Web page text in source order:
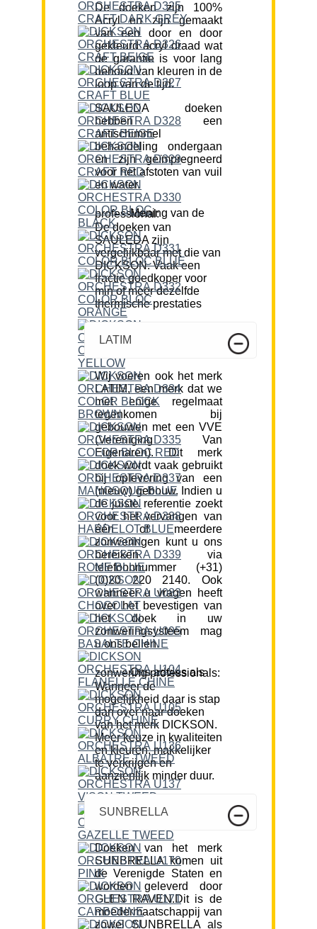
De doeken zijn 100%
Acryl en zijn gemaakt
van een door en door
gekleurd acryl draad wat
de garantie is voor lang
behoud van kleuren in de
loop van de tijd.
SAULEDA doeken
hebben een
antischimmel
behandeling ondergaan
en zijn geïmpregneerd
voor het afstoten van vuil
en water.
Mening van de professional:
De doeken van
SAULEDA zijn
vergelijkbaar met die van
DICKSON. Vaak een
fractie goedkoper voor
min of meer dezelfde
thermische prestaties
LATIM
Wij voeren ook het merk
LATIM, een merk dat we
met enige regelmaat
tegenkomen bij
gebouwen met een VVE
(Vereniging Van
Eigenaren). Dit merk
doek wordt vaak gebruikt
bij oplevering van een
(nieuw) gebouw. Indien u
de juiste referentie zoekt
voor het vervangen van
één of meerdere
zonweringen kunt u ons
bereiken via
telefoonnummer (+31)
(0)20 220 2140. Ook
wanneer u vragen heeft
over het bevestigen van
het doek in uw
zonweringsysteem mag
u ons bellen.
Ons advies als zonwering professionals:
Wanneer de
mogelijkheid daar is stap
dan over naar doeken
van het merk DICKSON.
Meer keuze in kwaliteiten
en kleuren, makkelijker
te verkrijgen en
aanzienlijk minder duur.
SUNBRELLA
Doeken van het merk
SUNBRELLA komen uit
de Verenigde Staten en
worden geleverd door
GLEN RAVEN.Dit is de
moedermaatschappij van
zowel SUNBRELLA als